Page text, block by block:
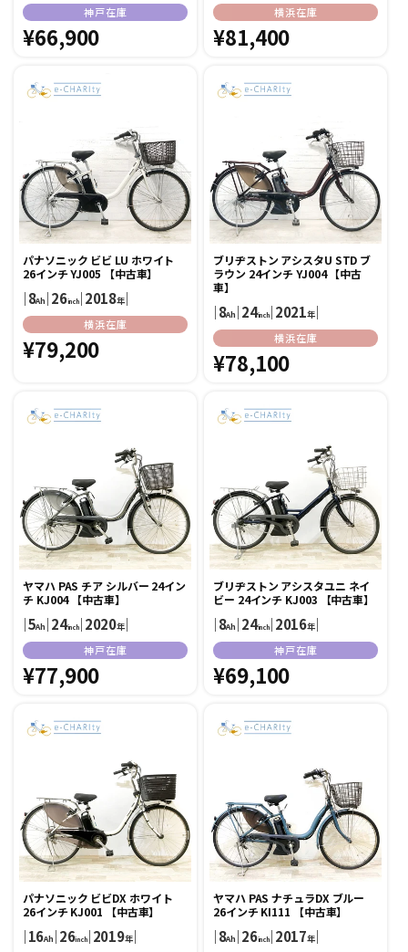
販
売
元:
神戸在庫
通
価
格
¥66,900
販
売
元:
横浜在庫
通
価
格
¥81,400
パナソニック ビビ LU ホワイト
26インチ YJ005 【中古車】
｜8Ah｜26inch｜2018年｜
販
売
元:
横浜在庫
通
格
¥79,200
ブリヂストン アシスタU STD ブ
ラウン 24インチ YJ004 【中古
車】
｜8Ah｜24inch｜2021年｜
販
売
元:
横浜在庫
通
価
格
¥78,100
ヤマハ PAS チア シルバー 24イン
チ KJ004 【中古車】
｜5Ah｜24inch｜2020年｜
販
売
元:
神戸在庫
通
価
格
¥77,900
ブリヂストン アシスタユニ ネイ
ビー 24インチ KJ003 【中古車】
｜8Ah｜24inch｜2016年｜
販
売
元:
神戸在庫
通
価
格
¥69,100
パナソニック ビビDX ホワイト
26インチ KJ001 【中古車】
｜16Ah｜26inch｜2019年｜
ヤマハ PAS ナチュラDX ブルー
26インチ KI111 【中古車】
｜8Ah｜26inch｜2017年｜